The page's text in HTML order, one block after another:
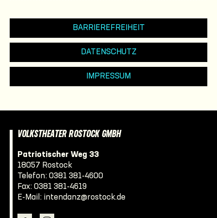
BARRIEREFREIHEIT
DATENSCHUTZ
IMPRESSUM
VOLKSTHEATER ROSTOCK GMBH
Patriotischer Weg 33
18057 Rostock
Telefon: 0381 381-4600
Fax: 0381 381-4619
E-Mail: intendanz@rostock.de